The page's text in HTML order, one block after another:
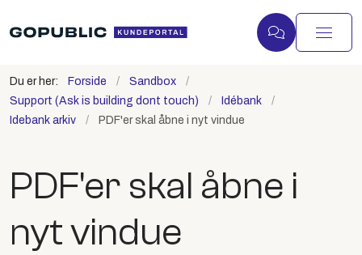
Du er her: Forside
Sandbox
Support (Ask is building dont touch)
Idébank
Idebank arkiv
PDF'er skal åbne i nyt vindue
PDF'er skal åbne i
nyt vindue